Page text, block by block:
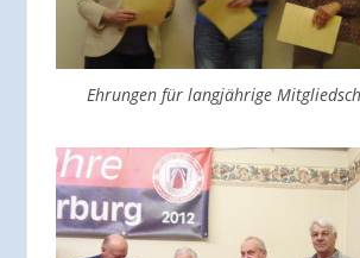
Ehrungen für langjährige